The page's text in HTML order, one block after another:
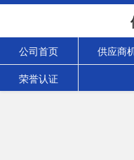
公司首页 供应商
荣誉认证